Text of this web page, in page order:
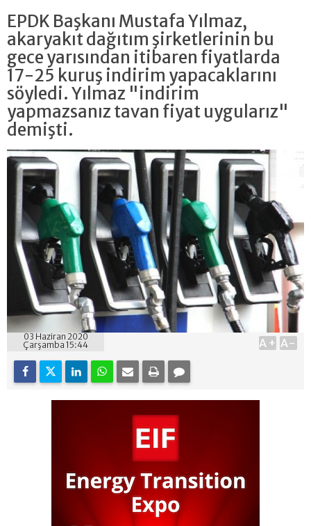
EPDK Başkanı Mustafa Yılmaz,
akaryakıt dağıtım şirketlerinin bu
gece yarısından itibaren fiyatlarda
17-25 kuruş indirim yapacaklarını
söyledi. Yılmaz "indirim
yapmazsanız tavan fiyat uygularız"
demişti.
03 Haziran 2020
Çarşamba 15:44
A+ A-